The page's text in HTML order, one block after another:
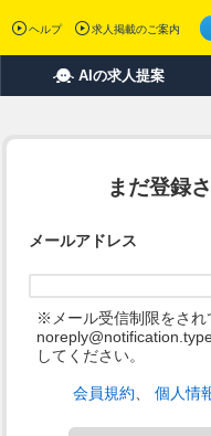
ヘルプ 求人掲載のご案内
AIの求人提案
まだ登録
メールアドレス
※メール受信制限をされ
してください。
会員規約 個人情